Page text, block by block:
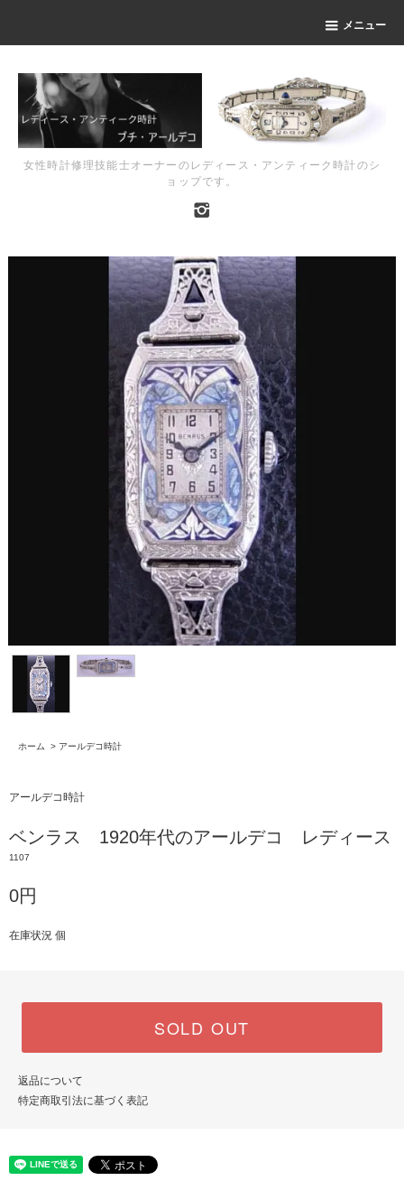
メニュー
女性時計修理技能士オーナーのレディース・アンティーク時計のシ
ョップです。
ホーム > アールデコ時計
アールデコ時計
ベンラス 1920年代のアールデコ レディース
1107
0円
在庫状況 個
SOLD OUT
返品について
特定商取引法に基づく表記